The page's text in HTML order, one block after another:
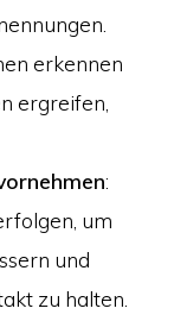
erkennen
ergreifen,
:
um
und
zu halten.